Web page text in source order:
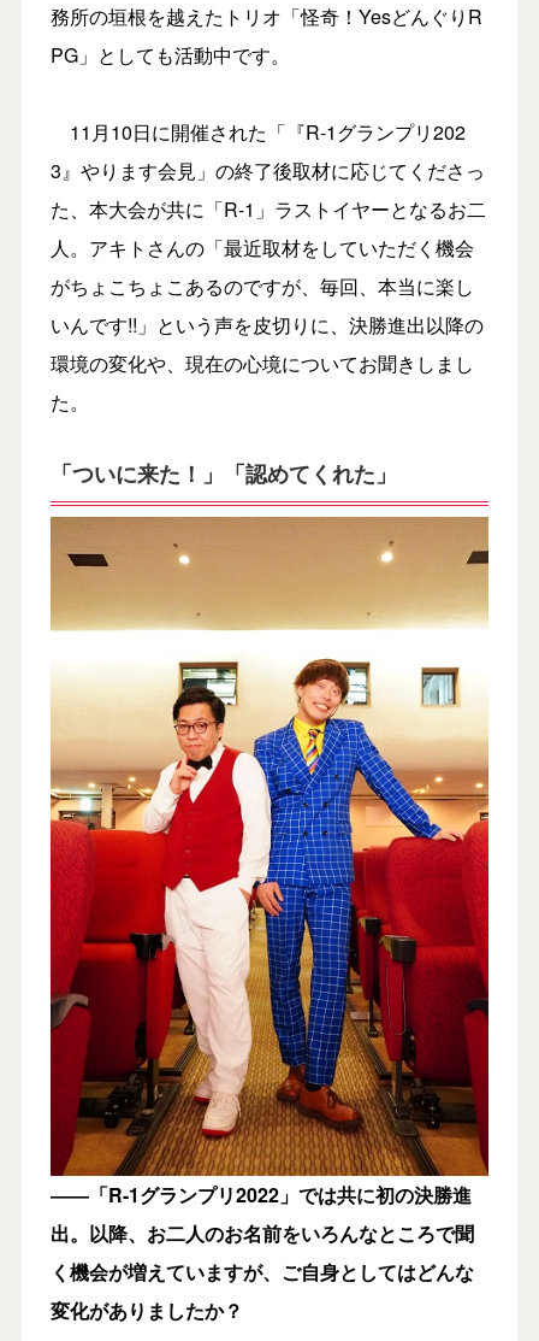
務所の垣根を越えたトリオ「怪奇！YesどんぐりR
PG」としても活動中です。
11月10日に開催された「『R-1グランプリ202
3』やります会見」の終了後取材に応じてくださっ
た、本大会が共に「R-1」ラストイヤーとなるお二
人。アキトさんの「最近取材をしていただく機会
がちょこちょこあるのですが、毎回、本当に楽し
いんです!!」という声を皮切りに、決勝進出以降の
環境の変化や、現在の心境についてお聞きしまし
た。
「ついに来た！」「認めてくれた」
――「R-1グランプリ2022」では共に初の決勝進
出。以降、お二人のお名前をいろんなところで聞
く機会が増えていますが、ご自身としてはどんな
変化がありましたか？